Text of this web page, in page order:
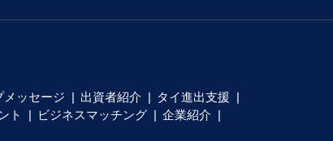
メッセージ 出資者紹介
タイ進出支援
ト ビジネスマッチング
企業紹介